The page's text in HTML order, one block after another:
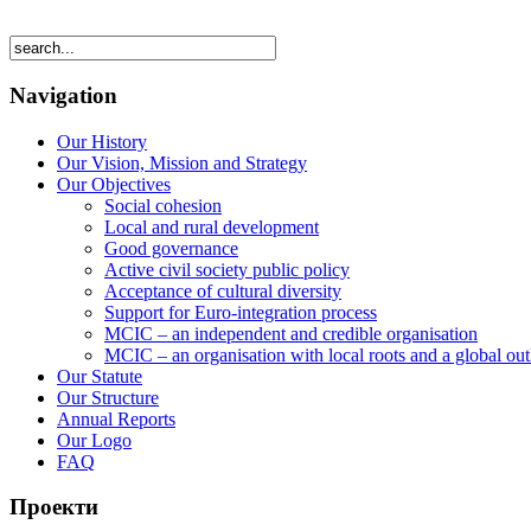
Navigation
Our History
Our Vision, Mission and Strategy
Our Objectives
Social cohesion
Local and rural development
Good governance
Active civil society public policy
Acceptance of cultural diversity
Support for Euro-integration process
MCIC – an independent and credible organisation
MCIC – an organisation with local roots and a global
Our Statute
Our Structure
Annual Reports
Our Logo
FAQ
Проекти